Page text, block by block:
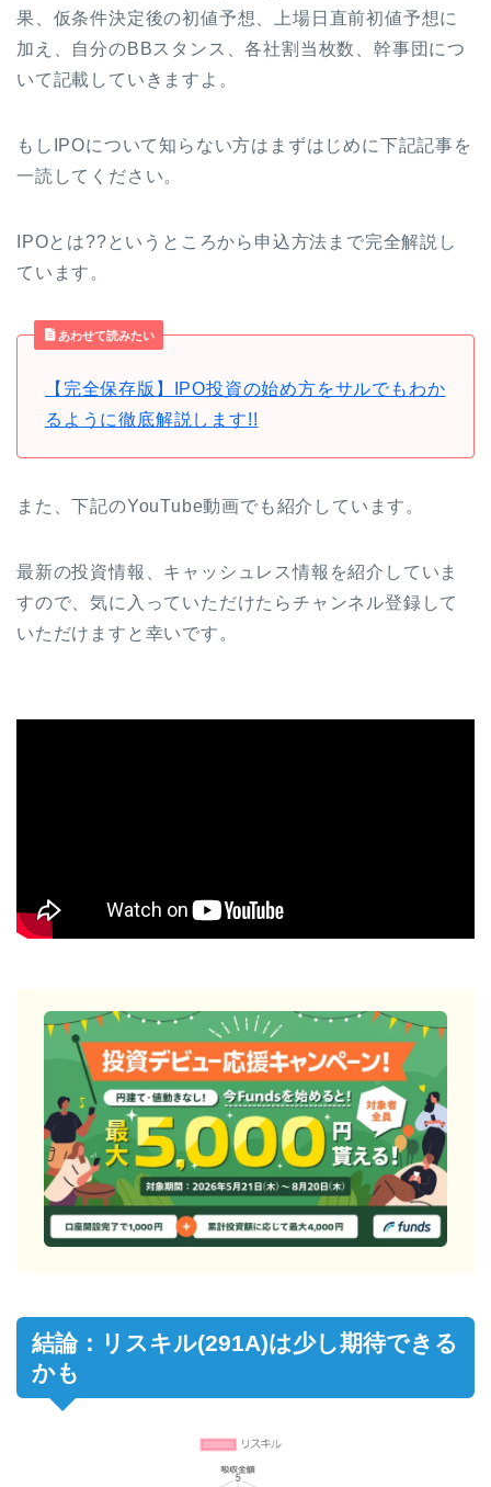
果、仮条件決定後の初値予想、上場日直前初値予想に
加え、自分のBBスタンス、各社割当枚数、幹事団につ
いて記載していきますよ。
もしIPOについて知らない方はまずはじめに下記記事を
一読してください。
IPOとは??というところから申込方法まで完全解説し
ています。
あわせて読みたい
【完全保存版】IPO投資の始め方をサルでもわか
るように徹底解説します!!
また、下記のYouTube動画でも紹介しています。
最新の投資情報、キャッシュレス情報を紹介していま
すので、気に入っていただけたらチャンネル登録して
いただけますと幸いです。
結論：リスキル(291A)は少し期待できる
かも